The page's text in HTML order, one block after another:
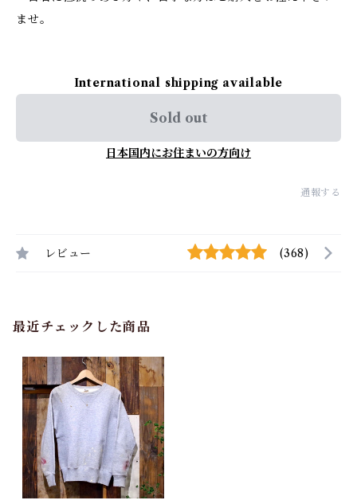
ませ。
International shipping available
Sold out
日本国内にお住まいの方向け
通報する
レビュー (368)
最近チェックした商品